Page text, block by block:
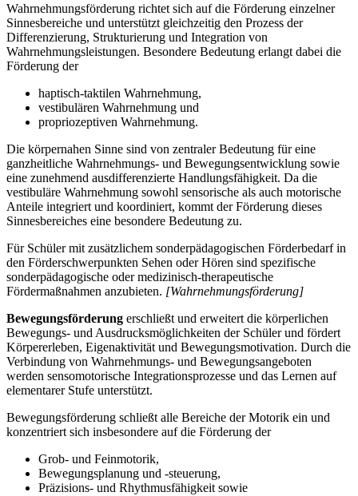
Wahrnehmungsförderung richtet sich auf die Förderung einzelner
Sinnesbereiche und unterstützt gleichzeitig den Prozess der
Differenzierung, Strukturierung und Integration von
Wahrnehmungsleistungen. Besondere Bedeutung erlangt dabei die
Förderung der
haptisch-taktilen Wahrnehmung,
vestibulären Wahrnehmung und
propriozeptiven Wahrnehmung.
Die körpernahen Sinne sind von zentraler Bedeutung für eine
ganzheitliche Wahrnehmungs- und Bewegungsentwicklung sowie
eine zunehmend ausdifferenzierte Handlungsfähigkeit. Da die
vestibuläre Wahrnehmung sowohl sensorische als auch motorische
Anteile integriert und koordiniert, kommt der Förderung dieses
Sinnesbereiches eine besondere Bedeutung zu.
Für Schüler mit zusätzlichem sonderpädagogischen Förderbedarf in
den Förderschwerpunkten Sehen oder Hören sind spezifische
sonderpädagogische oder medizinisch-therapeutische
Fördermaßnahmen anzubieten. [Wahrnehmungsförderung]
Bewegungsförderung erschließt und erweitert die körperlichen
Bewegungs- und Ausdrucksmöglichkeiten der Schüler und fördert
Körpererleben, Eigenaktivität und Bewegungsmotivation. Durch die
Verbindung von Wahrnehmungs- und Bewegungsangeboten
werden sensomotorische Integrationsprozesse und das Lernen auf
elementarer Stufe unterstützt.
Bewegungsförderung schließt alle Bereiche der Motorik ein und
konzentriert sich insbesondere auf die Förderung der
Grob- und Feinmotorik,
Bewegungsplanung und -steuerung,
Präzisions- und Rhythmusfähigkeit sowie